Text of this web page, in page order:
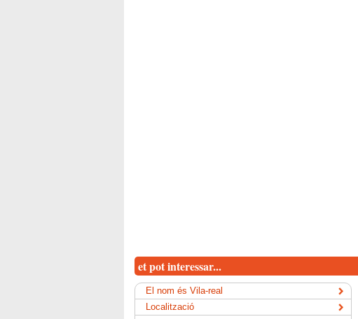
et pot interessar...
El nom és Vila-real
Localització